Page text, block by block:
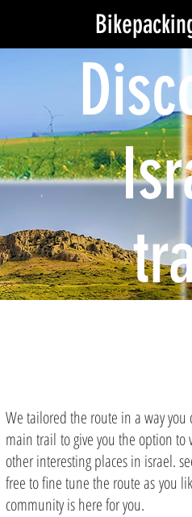
We tailored the route in a way
main trail to give you the option to
other interesting places in israel.
free to fine tune the route as you
community is here for you.